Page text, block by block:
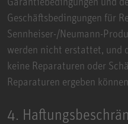
Geschäftsbedingungen für
Sennheiser-/Neumann-
werden nicht erstattet, und
keine Reparaturen oder
Reparaturen ergeben
4.